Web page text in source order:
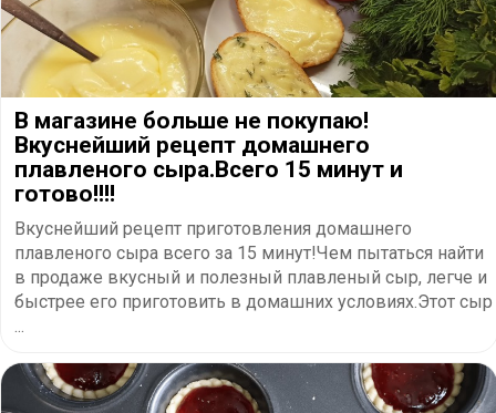
В магазине больше не покупаю!
Вкуснейший рецепт домашнего
плавленого сыра.Всего 15 минут и
готово!!!!
Вкуснейший рецепт приготовления домашнего
плавленого сыра всего за 15 минут!Чем пытаться найти
в продаже вкусный и полезный плавленый сыр, легче и
быстрее его приготовить в домашних условиях.Этот сыр